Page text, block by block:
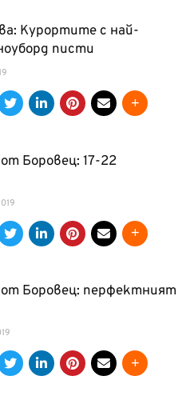
Курортите с най-
писти
Боровец: 17-22
Боровец: перфектният